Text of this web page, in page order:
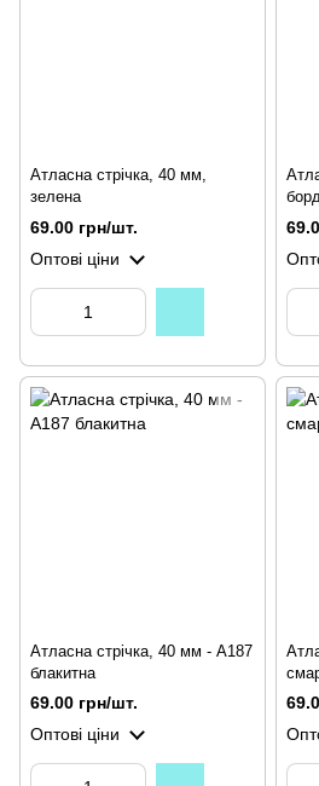
Атласна стрічка, 40 мм,
зелена
69.00 грн/шт.
Оптові ціни
Атласна стрічка, 40 мм - А187
блакитна
69.00 грн/шт.
Оптові ціни